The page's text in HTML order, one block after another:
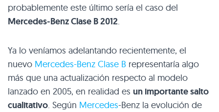
probablemente este último sería el caso del
Mercedes-Benz Clase B 2012.
Ya lo veníamos adelantando recientemente, el
nuevo Mercedes-Benz Clase B representaría algo
más que una actualización respecto al modelo
lanzado en 2005, en realidad es un importante salto
cualitativo. Según Mercedes-Benz la evolución de